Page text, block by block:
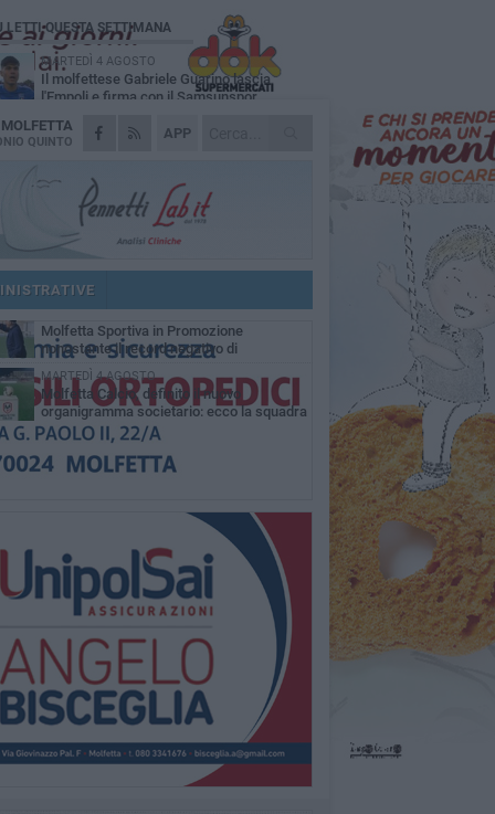
APP
MOLFETTA
QUINTO
LETTI QUESTA SETTIMANA
MARTEDÌ 4 AGOSTO
Il molfettese Gabriele Guarino lascia
l'Empoli e firma con il Samsunspor
LUNEDÌ 3 AGOSTO
Palazzetto Giovanni Panunzio: dove lo
DOMENICA 2 AGOSTO
Tennistavolo, il molfettese Roberto
Minervini riparte da Otranto
VENERDÌ 31 LUGLIO
Il Barletta continua a pescare a Molfetta
per il vivaio: altri tre giovani biancorossi
SABATO 1 AGOSTO
Molfetta Sportiva in Promozione
nonostante il record negativo di
MARTEDÌ 4 AGOSTO
Molfetta Calcio, definito il nuovo
organigramma societario: ecco la squadra